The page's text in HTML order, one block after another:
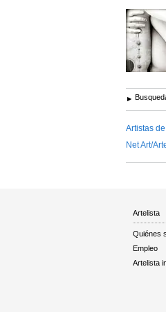
Artistas
Net Art/
Artelista
Quiénes
Empleo
Artelista